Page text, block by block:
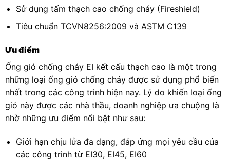
Sử dụng tấm thạch cao chống cháy (Fireshield)
Tiêu chuẩn TCVN8256:2009 và ASTM C139
Ưu điểm
Ống gió chống cháy EI kết cấu thạch cao là một trong
những loại ống gió chống cháy được sử dụng phổ biến
nhất trong các công trình hiện nay. Lý do khiến loại ống
gió này được các nhà thầu, doanh nghiệp ưa chuộng là
nhờ những ưu điểm nổi bật như sau:
Giới hạn chịu lửa đa dạng, đáp ứng mọi yêu cầu của
các công trình từ EI30, EI45, EI60